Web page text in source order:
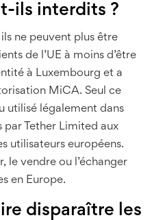
ils interdits ?
ne peuvent plus être
de l’UE à moins d’être
à Luxembourg et a
MiCA. Seul ce
utilisé légalement dans
par Tether Limited aux
utilisateurs européens.
le vendre ou l’échanger
en Europe.
disparaître les